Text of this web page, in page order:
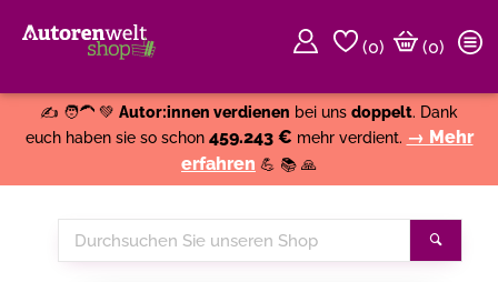
(0)
(0)
✍️ 🧑‍🦱 💚 Autor:innen verdienen bei uns doppelt. Dank
euch haben sie so schon 459.243 € mehr verdient. → Mehr
erfahren 💪 📚 🙏
Durchsuchen
Sie